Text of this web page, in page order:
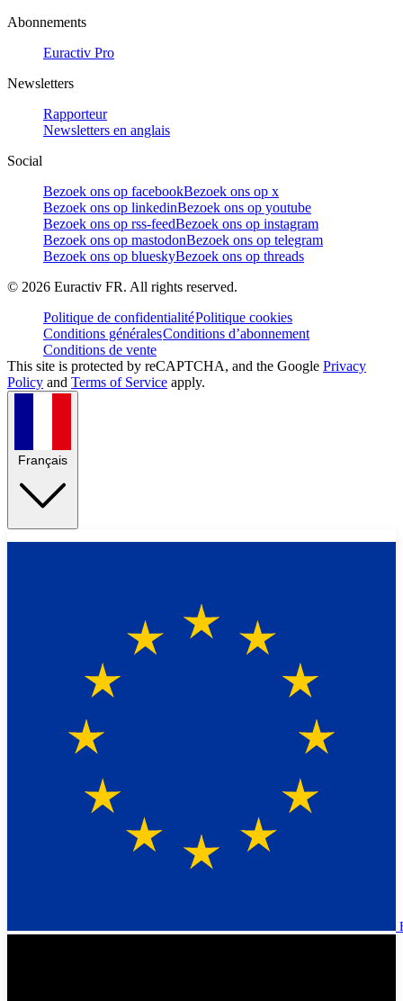
Abonnements
Euractiv Pro
Newsletters
Rapporteur
Newsletters en anglais
Social
Bezoek ons op facebookBezoek ons op x
Bezoek ons op linkedinBezoek ons op youtube
Bezoek ons op rss-feedBezoek ons op instagram
Bezoek ons op mastodonBezoek ons op telegram
Bezoek ons op blueskyBezoek ons op threads
© 2026 Euractiv FR. All rights reserved.
Politique de confidentialitéPolitique cookies
Conditions généralesConditions d’abonnement
Conditions de vente
This site is protected by reCAPTCHA, and the Google Privacy
Policy and Terms of Service apply.
Français